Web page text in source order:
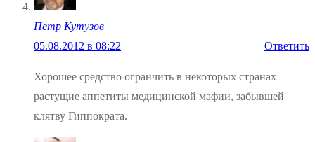
Петр Кутузов
05.08.2012 в 08:22
Ответить
Хорошее средство огранчить в некоторых странах
растущие аппетиты медицинской мафии, забывшей
клятву Гиппократа.